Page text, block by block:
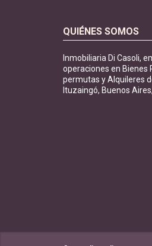
QUIÉNES SOMOS
Inmobiliaria Di Casoli,
operaciones en Bienes
permutas y Alquileres
Ituzaingó, Buenos